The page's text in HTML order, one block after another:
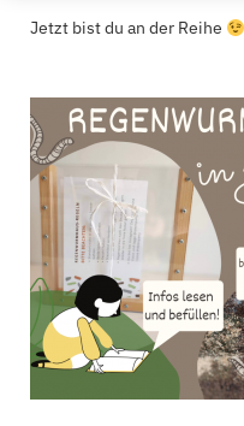
Jetzt bist du an der Reihe